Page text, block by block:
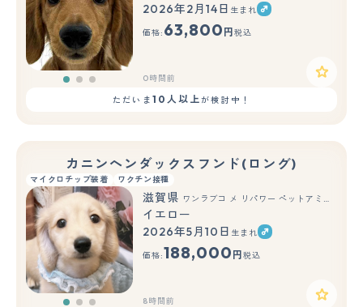
もっと見る
2026年2月14日 生まれ
価格: 63,800 円 税込
0時間前
ただいま 10人以上が検討中！
カニンヘンダックスフンド(ロング)
マイクロチップ装着 ワクチン接種
もっと見る
滋賀県 ワンラブコ メ リパワー ペットアミ水口店(FC)
イエロー
2026年5月10日 生まれ
価格:188,000 円 税込
8時間前